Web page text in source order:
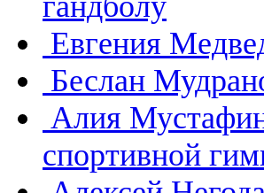
Евгения
Беслан
Алия
спортивной